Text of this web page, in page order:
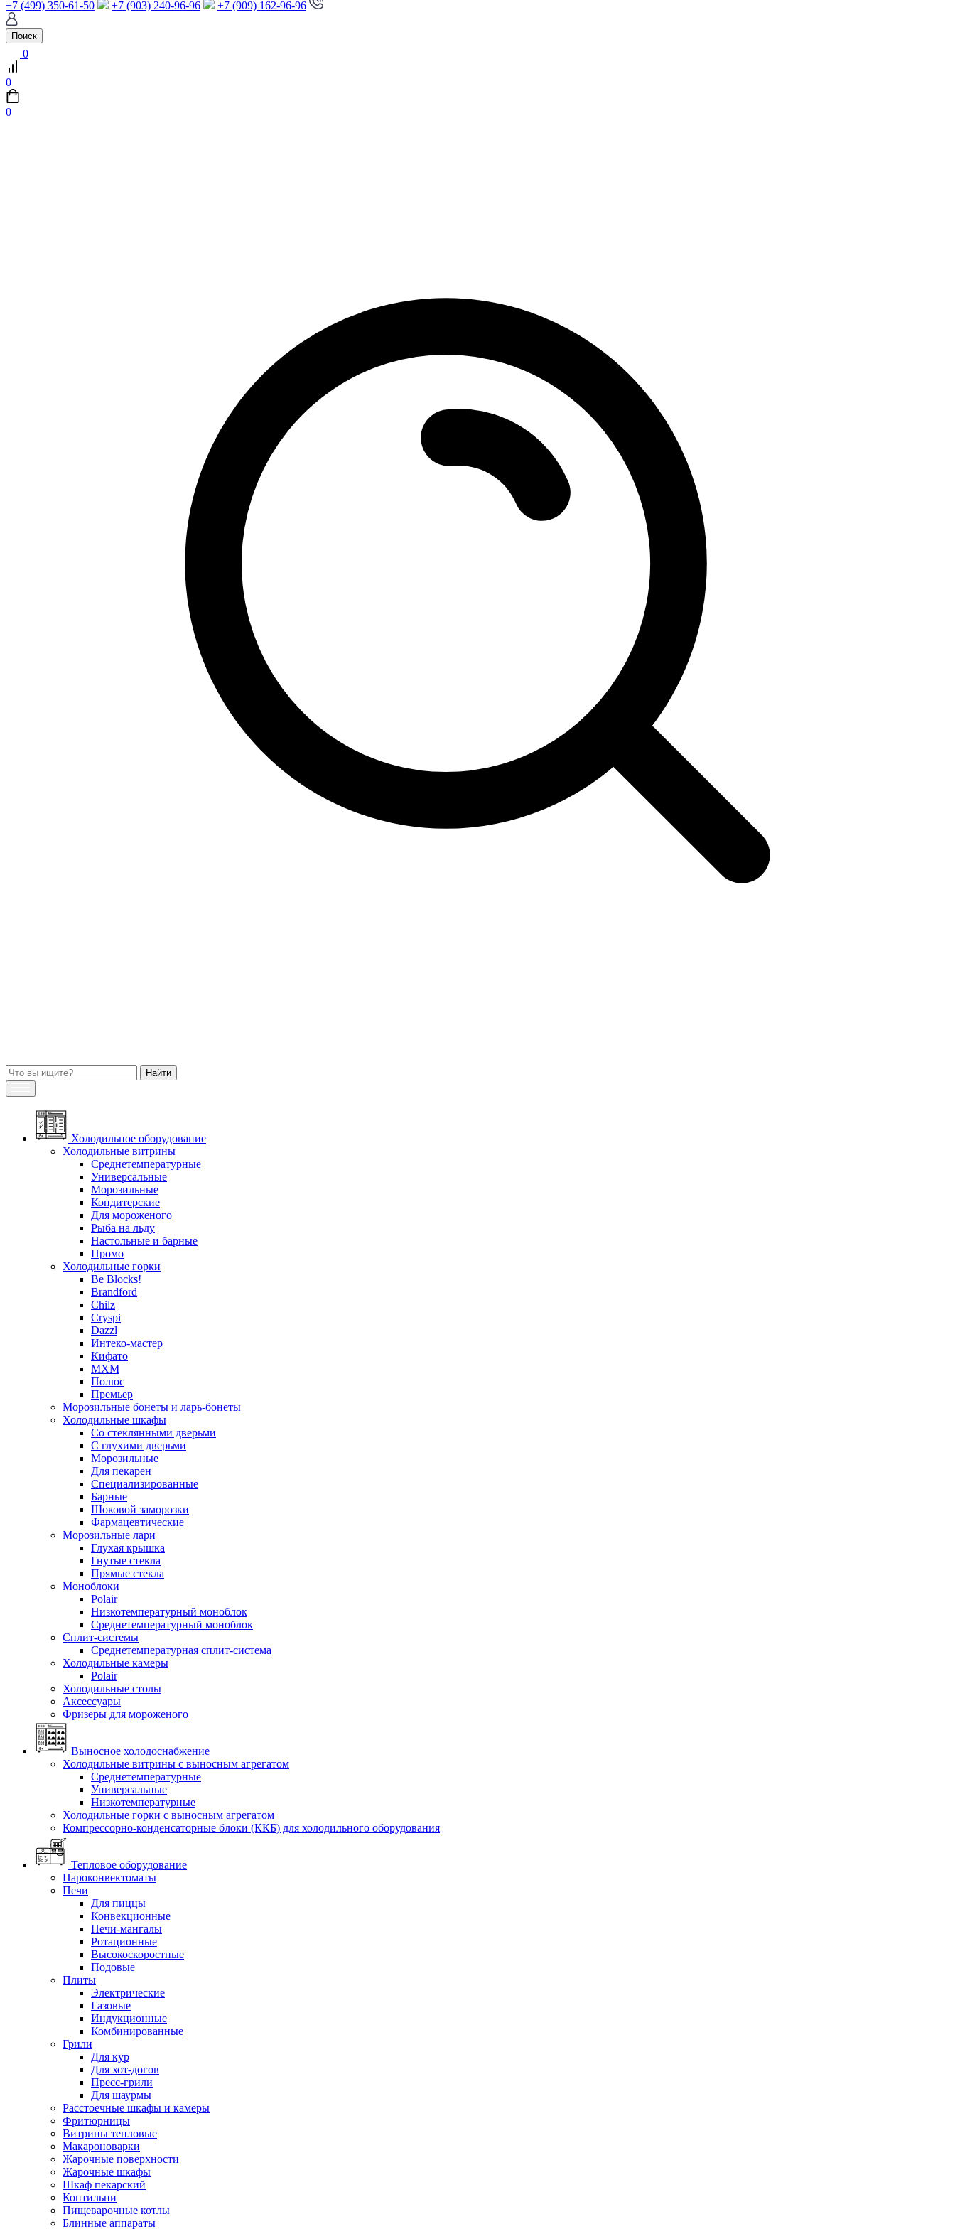
+7 (499) 350-61-50 +7 (903) 240-96-96 +7 (909) 162-96-96
Поиск
0
0
0
Холодильное оборудование
Холодильные витрины
Среднетемпературные
Универсальные
Морозильные
Кондитерские
Для мороженого
Рыба на льду
Настольные и барные
Промо
Холодильные горки
Be Blocks!
Brandford
Chilz
Cryspi
Dazzl
Интеко-мастер
Кифато
МХМ
Полюс
Премьер
Морозильные бонеты и ларь-бонеты
Холодильные шкафы
Со стеклянными дверьми
С глухими дверьми
Морозильные
Для пекарен
Специализированные
Барные
Шоковой заморозки
Фармацевтические
Морозильные лари
Глухая крышка
Гнутые стекла
Прямые стекла
Моноблоки
Polair
Низкотемпературный моноблок
Среднетемпературный моноблок
Сплит-системы
Среднетемпературная сплит-система
Холодильные камеры
Polair
Холодильные столы
Аксессуары
Фризеры для мороженого
Выносное холодоснабжение
Холодильные витрины с выносным агрегатом
Среднетемпературные
Универсальные
Низкотемпературные
Холодильные горки с выносным агрегатом
Компрессорно-конденсаторные блоки (ККБ) для холодильного оборудования
Тепловое оборудование
Пароконвектоматы
Печи
Для пиццы
Конвекционные
Печи-мангалы
Ротационные
Высокоскоростные
Подовые
Плиты
Электрические
Газовые
Индукционные
Комбинированные
Грили
Для кур
Для хот-догов
Пресс-грили
Для шаурмы
Расстоечные шкафы и камеры
Фритюрницы
Витрины тепловые
Макароноварки
Жарочные поверхности
Жарочные шкафы
Шкаф пекарский
Коптильни
Пищеварочные котлы
Блинные аппараты